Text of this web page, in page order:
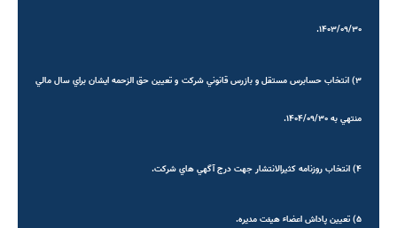
۱۴۰۳/۰۹/۳۰.
۳) انتخاب حسابرس مستقل و بازرس قانوني شركت و تعيين حق الزحمه ايشان براي سال مالي
منتهي به ۱۴۰۴/۰۹/۳۰.
۴) انتخاب روزنامه كثيرالانتشار جهت درج آگهي هاي شركت.
۵) تعيين پاداش اعضاء هیئت مدیره.